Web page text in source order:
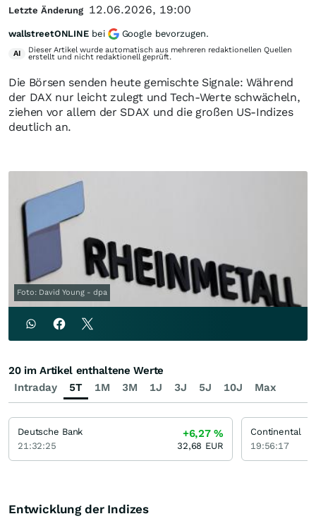
Die Börsen senden heute gemischte Signale: Während
der DAX nur leicht zulegt und Tech-Werte schwächeln,
ziehen vor allem der SDAX und die großen US-Indizes
deutlich an.
Foto: David Young - dpa
Entwicklung der Indizes
Letzte Änderung 12.06.2026, 19:00
wallstreetONLINE bei Google bevorzugen.
AI Dieser Artikel wurde automatisch aus mehreren redaktionellen Quellen
erstellt und nicht redaktionell geprüft.
Intraday 5T 1M 3M 1J 3J 5J 10J Max
20 im Artikel enthaltene Werte
Deutsche Bank
21:32:25
+6,27%
32,68 EUR
Continental
19:56:17